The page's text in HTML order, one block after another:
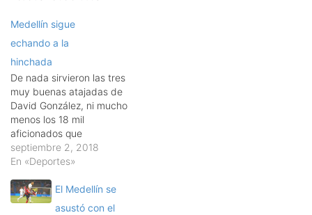
Medellín sigue
echando a la
hinchada
De nada sirvieron las tres
muy buenas atajadas de
David González, ni mucho
menos los 18 mil
aficionados que
acompañaron al Deportivo
Independiente Medellín
menos aún los dos goles
de Germán Ezequiel Cano.
septiembre 2, 2018
En «Deportes»
El Medellín se
asustó con el